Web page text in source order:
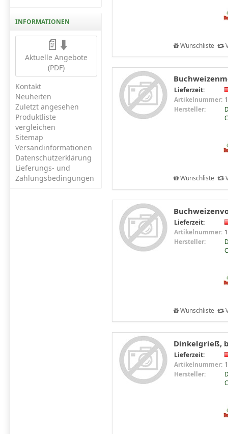
INFORMATIONEN
📄⬇️
Aktuelle Angebote
(PDF)
Kontakt
Neuheiten
Zuletzt angesehen
Produktliste
vergleichen
Sitemap
Versandinformationen
Datenschutzerklärung
Lieferungs- und
Zahlungsbedingungen
Wunschliste
Lieferzeit:
Artikelnummer:
Hersteller:
Wunschliste
Lieferzeit:
Artikelnummer:
Hersteller:
Wunschliste
Dinkelgrieß,
Lieferzeit:
Artikelnummer:
Hersteller: